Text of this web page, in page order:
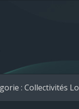
: Collectivités